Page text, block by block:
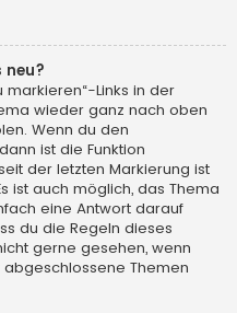
neu?
markieren“-Links in der
wieder ganz nach oben
Wenn du den
ist die Funktion
der letzten Markierung ist
ist auch möglich, das Thema
eine Antwort darauf
du die Regeln dieses
gerne gesehen, wenn
Themen